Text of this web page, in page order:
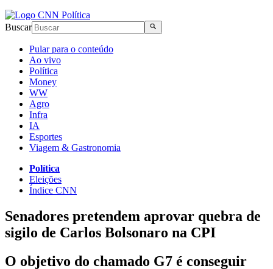
Buscar
Pular para o conteúdo
Ao vivo
Política
Money
WW
Agro
Infra
IA
Esportes
Viagem & Gastronomia
Política
Eleições
Índice CNN
Senadores pretendem aprovar quebra de
sigilo de Carlos Bolsonaro na CPI
O objetivo do chamado G7 é conseguir